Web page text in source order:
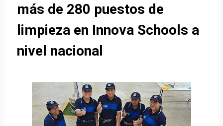
más de 280 puestos de
limpieza en Innova Schools a
nivel nacional